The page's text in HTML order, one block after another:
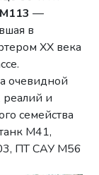
—
в
ХХ века
очевидной
и
семейства
М41,
ПТ САУ М56